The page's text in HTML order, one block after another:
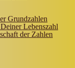
Grundzahlen
Lebenszahl
der Zahlen